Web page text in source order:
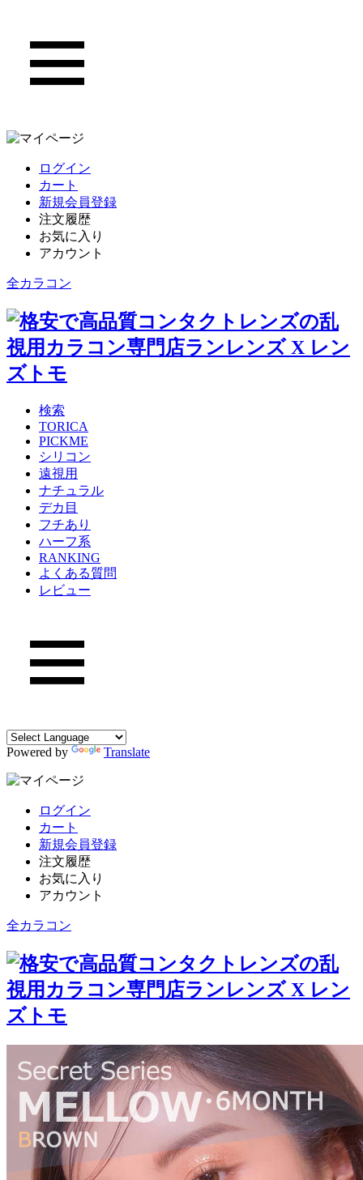
ログイン
カート
新規会員登録
注文履歴
お気に入り
アカウント
全カラコン
検索
TORICA
PICKME
シリコン
遠視用
ナチュラル
デカ目
フチあり
ハーフ系
RANKING
よくある質問
レビュー
Powered by Translate
ログイン
カート
新規会員登録
注文履歴
お気に入り
アカウント
全カラコン